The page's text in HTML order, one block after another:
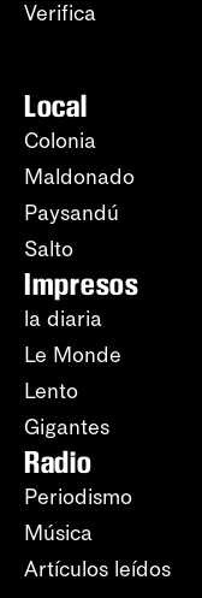
Verifica
Local
Colonia
Maldonado
Paysandú
Salto
Impresos
la diaria
Le Monde
Lento
Gigantes
Radio
Periodismo
Música
Artículos leídos